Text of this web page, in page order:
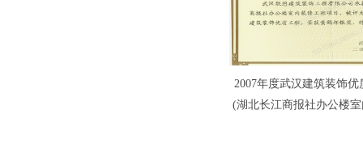
2007年度武汉建筑装饰
(湖北长江商报社办公楼